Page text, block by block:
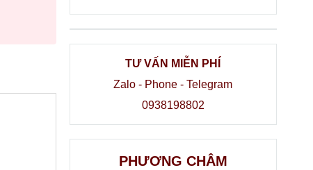
TƯ VẤN MIỄN PHÍ
Zalo - Phone - Telegram
0938198802
PHƯƠNG CHÂM